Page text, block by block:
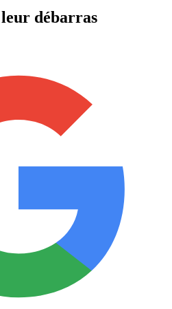
débarras